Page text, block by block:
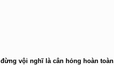
đừng vội nghĩ là cân hỏng hoàn toàn